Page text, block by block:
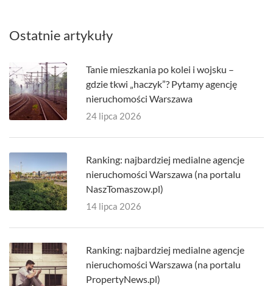
Ostatnie artykuły
Tanie mieszkania po kolei i wojsku –
gdzie tkwi „haczyk”? Pytamy agencję
nieruchomości Warszawa
24 lipca 2026
Ranking: najbardziej medialne agencje
nieruchomości Warszawa (na portalu
NaszTomaszow.pl)
14 lipca 2026
Ranking: najbardziej medialne agencje
nieruchomości Warszawa (na portalu
PropertyNews.pl)